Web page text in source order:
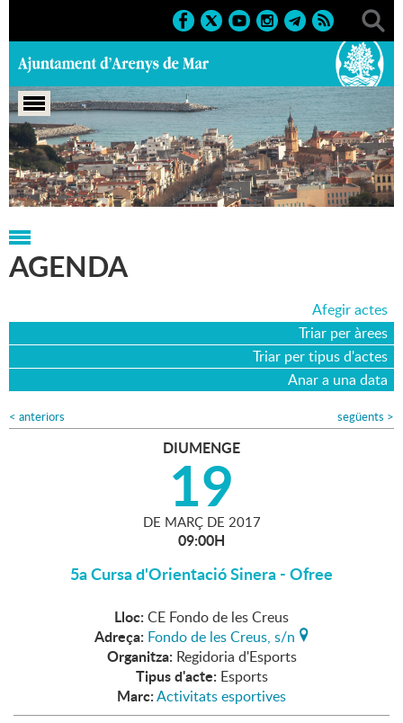
Portada > Agenda > 19-03-2017
AGENDA
Afegir actes
Triar per àrees
Triar per tipus d'actes
Anar a una data
< anteriors següents >
DIUMENGE
19
DE MARÇ DE 2017
09:00H
5a Cursa d'Orientació Sinera - Ofree
Lloc: CE Fondo de les Creus
Adreça: Fondo de les Creus, s/n
Organitza: Regidoria d'Esports
Tipus d'acte: Esports
Marc:Activitats esportives